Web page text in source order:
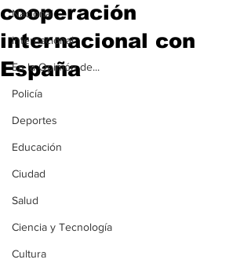
Nacional
Internacional
En la Opinión de...
Policía
Deportes
Educación
Ciudad
Salud
Ciencia y Tecnología
Cultura
cooperación
internacional con
España